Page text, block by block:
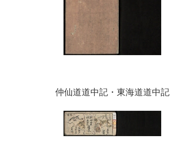
仲仙道道中記・東海道道中記